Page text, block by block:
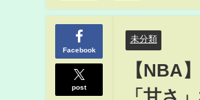
Facebook
post
未分類
【NBA
「甘さ